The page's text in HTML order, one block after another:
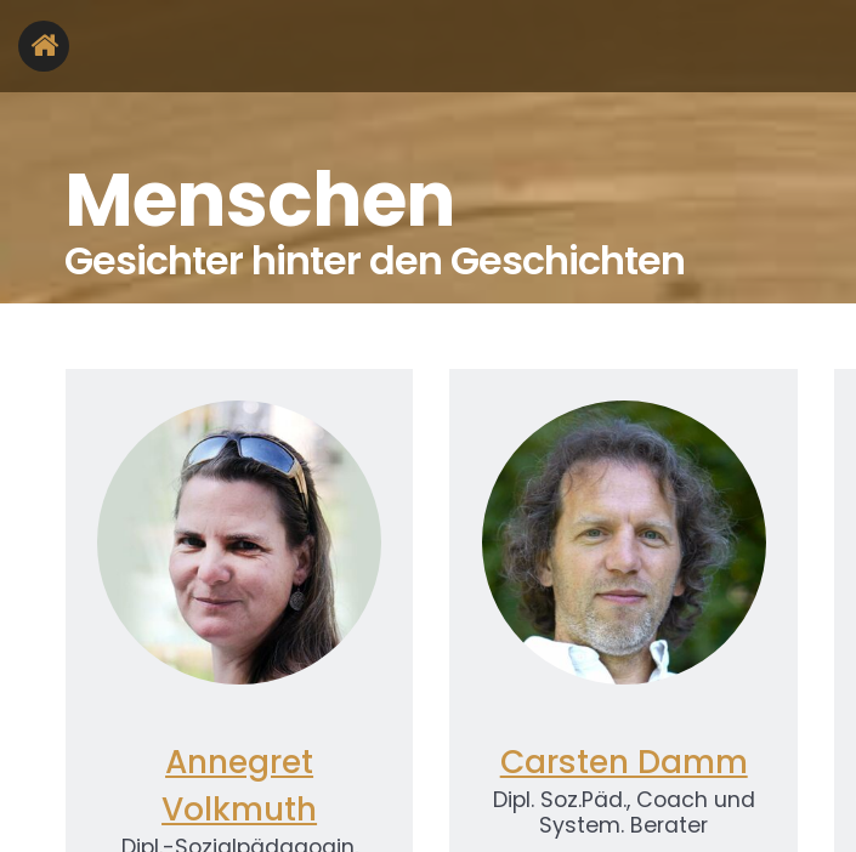
Menschen
Gesichter hinter den Geschichten
Annegret
Volkmuth
Carsten Damm
Dipl. Soz.Päd., Coach und
System. Berater